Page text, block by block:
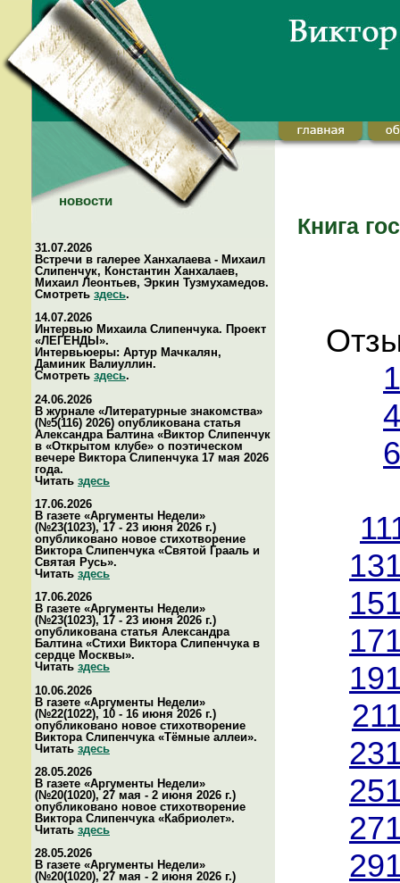
новости
31.07.2026
Встречи в галерее Ханхалаева - Михаил
Слипенчук, Константин Ханхалаев,
Михаил Леонтьев, Эркин Тузмухамедов.
Смотреть здесь.
14.07.2026
Интервью Михаила Слипенчука. Проект
«ЛЕГЕНДЫ».
Интервьюеры: Артур Мачкалян,
Даминик Валиуллин.
Смотреть здесь.
24.06.2026
В журнале «Литературные знакомства»
(№5(116) 2026) опубликована статья
Александра Балтина «Виктор Слипенчук
в «Открытом клубе» о поэтическом
вечере Виктора Слипенчука 17 мая 2026
года.
Читать здесь
17.06.2026
В газете «Аргументы Недели»
(№23(1023), 17 - 23 июня 2026 г.)
опубликовано новое стихотворение
Виктора Слипенчука «Святой Грааль и
Святая Русь».
Читать здесь
17.06.2026
В газете «Аргументы Недели»
(№23(1023), 17 - 23 июня 2026 г.)
опубликована статья Александра
Балтина «Стихи Виктора Слипенчука в
сердце Москвы».
Читать здесь
10.06.2026
В газете «Аргументы Недели»
(№22(1022), 10 - 16 июня 2026 г.)
опубликовано новое стихотворение
Виктора Слипенчука «Тёмные аллеи».
Читать здесь
28.05.2026
В газете «Аргументы Недели»
(№20(1020), 27 мая - 2 июня 2026 г.)
опубликовано новое стихотворение
Виктора Слипенчука «Кабриолет».
Читать здесь
28.05.2026
В газете «Аргументы Недели»
(№20(1020), 27 мая - 2 июня 2026 г.)
Книга